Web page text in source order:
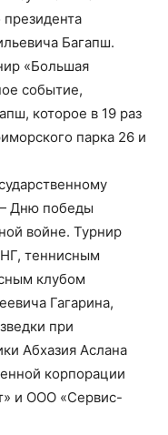
Багапш.
«Большая
событие,
которое в 19 раз
парка 26 и
Дню победы
войне. Турнир
теннисным
клубом
Гагарина,
при
Абхазия Аслана
корпорации
и ООО «Сервис-